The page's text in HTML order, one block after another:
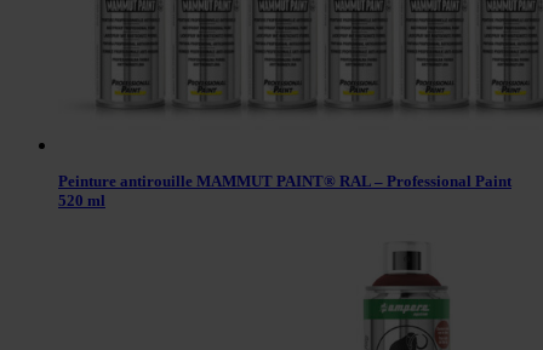
Peinture antirouille MAMMUT PAINT® RAL – Professional Paint
520 ml